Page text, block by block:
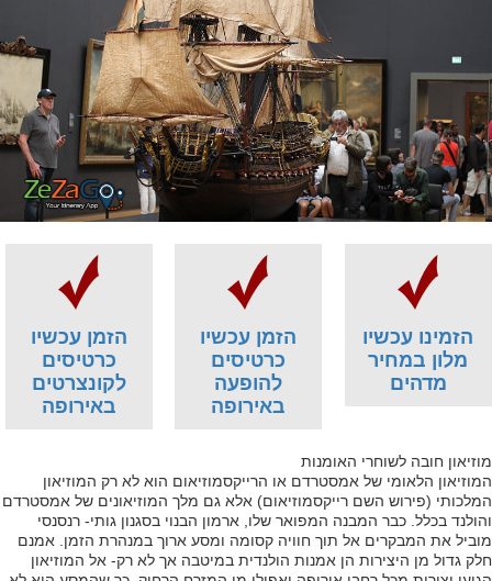
הזמינו עכשיו
מלון במחיר
מדהים
הזמן עכשיו
כרטיסים
להופעה
באירופה
הזמן עכשיו
כרטיסים
לקונצרטים
באירופה
מוזיאון חובה לשוחרי האומנות
המוזיאון הלאומי של אמסטרדם או הרייקסמוזיאום הוא לא רק המוזיאון
המלכותי (פירוש השם רייקסמוזיאום) אלא גם מלך המוזיאונים של אמסטרדם
והולנד בכלל. כבר המבנה המפואר שלו, ארמון הבנוי בסגנון גותי- רנסנסי
מוביל את המבקרים אל תוך חוויה קסומה ומסע ארוך במנהרת הזמן. אמנם
חלק גדול מן היצירות הן אמנות הולנדית במיטבה אך לא רק- אל המוזיאון